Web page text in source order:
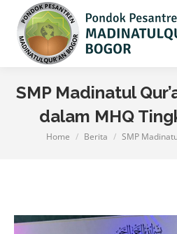
SMP Madinatul
dalam MHQ
You are here:
Home Berita SMP